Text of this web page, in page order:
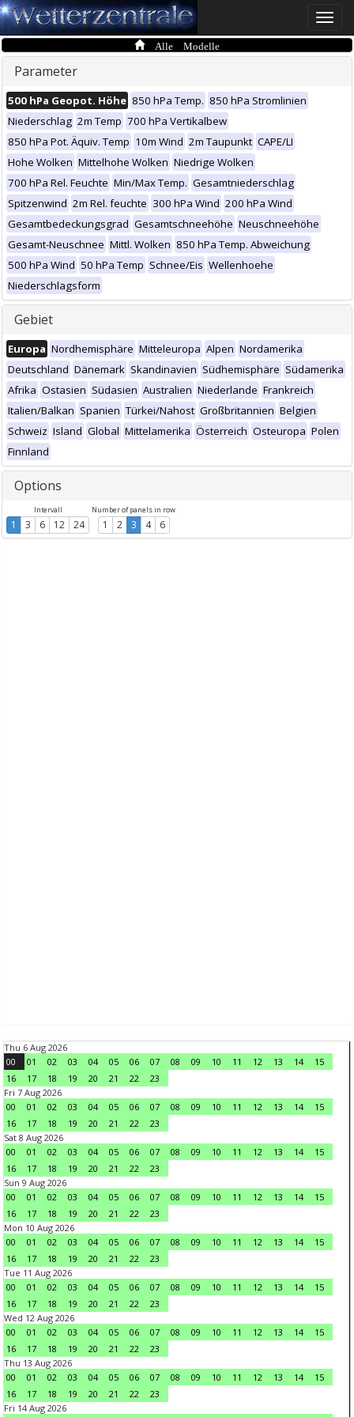
Toggle
Alle Modelle
Parameter
500 hPa Geopot. Höhe 850 hPa Temp. 850 hPa Stromlinien
Niederschlag 2m Temp 700 hPa Vertikalbew
850 hPa Pot. Äquiv. Temp 10m Wind 2m Taupunkt CAPE/LI
Hohe Wolken Mittelhohe Wolken Niedrige Wolken
700 hPa Rel. Feuchte Min/Max Temp. Gesamtniederschlag
Spitzenwind 2m Rel. feuchte 300 hPa Wind 200 hPa Wind
Gesamtbedeckungsgrad Gesamtschneehöhe Neuschneehöhe
Gesamt-Neuschnee Mittl. Wolken 850 hPa Temp. Abweichung
500 hPa Wind 50 hPa Temp Schnee/Eis Wellenhoehe
Niederschlagsform
Gebiet
Europa Nordhemisphäre Mitteleuropa Alpen Nordamerika
Deutschland Dänemark Skandinavien Südhemisphäre Südamerika
Afrika Ostasien Südasien Australien Niederlande Frankreich
Italien/Balkan Spanien Türkei/Nahost Großbritannien Belgien
Schweiz Island Global Mittelamerika Österreich Osteuropa Polen
Finnland
Options
Intervall
1 3 6 12 24
Number of panels in row
1 2 3 4 6
Thu 6 Aug 2026
00
01 02 03 04 05 06 07 08 09 10 11 12 13 14
15
16
17 18 19 20 21 22
23
Fri 7 Aug 2026
00
01 02 03 04 05 06 07 08 09 10 11 12 13 14
15
16
17 18 19 20 21 22
23
Sat 8 Aug 2026
00
01 02 03 04 05 06 07 08 09 10 11 12 13 14
15
16
17 18 19 20 21 22
23
Sun 9 Aug 2026
00
01 02 03 04 05 06 07 08 09 10 11 12 13 14
15
16
17 18 19 20 21 22
23
Mon 10 Aug 2026
00
01 02 03 04 05 06 07 08 09 10 11 12 13 14
15
16
17 18 19 20 21 22
23
Tue 11 Aug 2026
00
01 02 03 04 05 06 07 08 09 10 11 12 13 14
15
16
17 18 19 20 21 22
23
Wed 12 Aug 2026
00
01 02 03 04 05 06 07 08 09 10 11 12 13 14
15
16
17 18 19 20 21 22
23
Thu 13 Aug 2026
00
01 02 03 04 05 06 07 08 09 10 11 12 13 14
15
16
17 18 19 20 21 22
23
Fri 14 Aug 2026